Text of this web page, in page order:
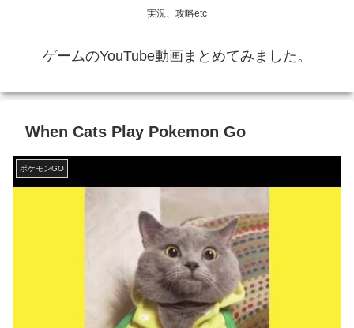
実況、攻略etc
ゲームのYouTube動画まとめてみました。
When Cats Play Pokemon Go
ポケモンGO